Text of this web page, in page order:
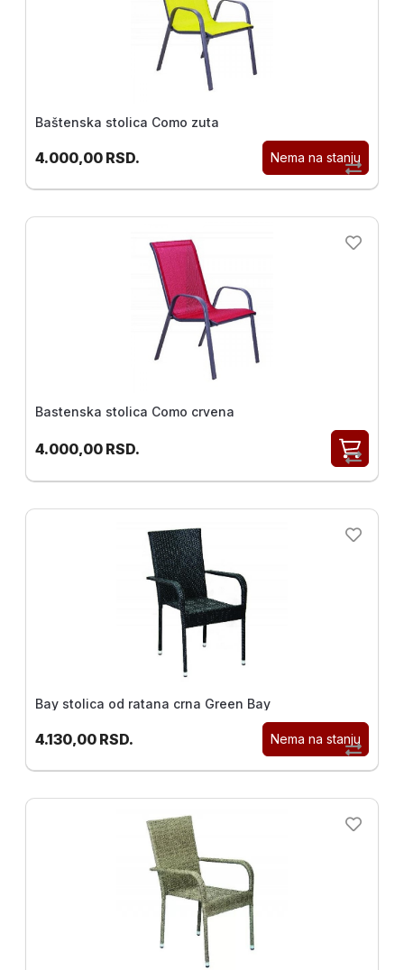
Baštenska stolica Como zuta
4.000,00 RSD. Nema na stanju
Bastenska stolica Como crvena
4.000,00 RSD.
Bay stolica od ratana crna Green Bay
4.130,00 RSD. Nema na stanju